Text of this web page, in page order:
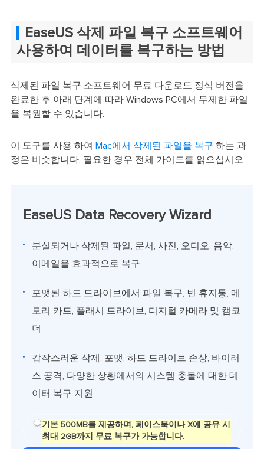
EaseUS 삭제 파일 복구 소프트웨어
사용하여 데이터를 복구하는 방법
삭제된 파일 복구 소프트웨어 무료 다운로드 정식 버전을
완료한 후 아래 단계에 따라 Windows PC에서 무제한 파일
을 복원할 수 있습니다.
이 도구를 사용 하여 Mac에서 삭제된 파일을 복구 하는 과
정은 비슷합니다. 필요한 경우 전체 가이드를 읽으십시오
EaseUS Data Recovery Wizard
분실되거나 삭제된 파일, 문서, 사진, 오디오, 음악,
이메일을 효과적으로 복구
포맷된 하드 드라이브에서 파일 복구, 빈 휴지통, 메
모리 카드, 플래시 드라이브, 디지털 카메라 및 캠코
더
갑작스러운 삭제, 포맷, 하드 드라이브 손상, 바이러
스 공격, 다양한 상황에서의 시스템 충돌에 대한 데
이터 복구 지원
기본 500MB를 제공하며, 페이스북이나 X에 공유 시
최대 2GB까지 무료 복구가 가능합니다.